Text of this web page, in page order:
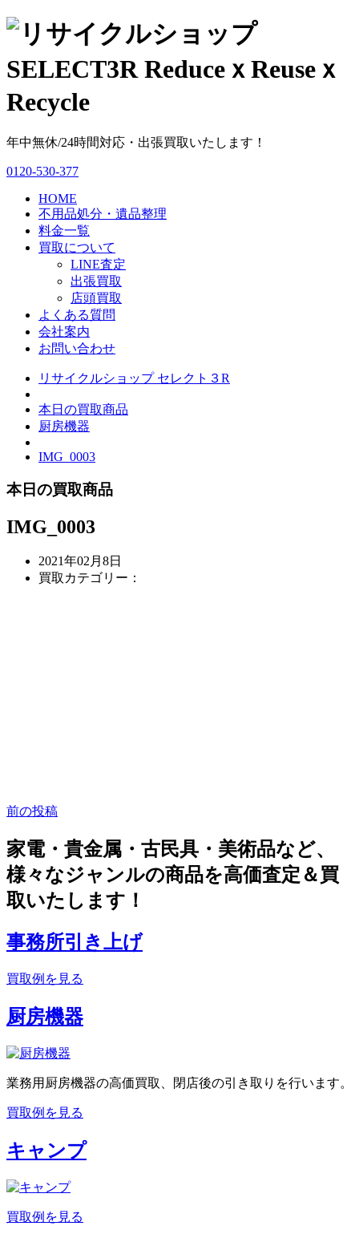
年中無休/24時間対応・出張買取いたします！
0120-530-377
HOME
不用品処分・遺品整理
料金一覧
買取について
LINE査定
出張買取
店頭買取
よくある質問
会社案内
お問い合わせ
リサイクルショップ セレクト３R
本日の買取商品
厨房機器
IMG_0003
本日の買取商品
IMG_0003
2021年02月8日
買取カテゴリー：
前の投稿
家電・貴金属・古民具・美術品など、
様々なジャンルの商品を高価査定＆買
取いたします！
事務所引き上げ
買取例を見る
厨房機器
業務用厨房機器の高価買取、閉店後の引き取りを行います。
買取例を見る
キャンプ
買取例を見る